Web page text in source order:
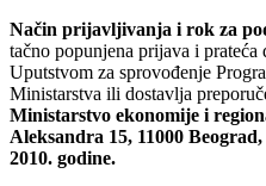
Način prijavljivanja i rok za
tačno popunjena prijava i prateća
Uputstvom za sprovođenje
Ministarstva ili dostavlja
Ministarstvo ekonomije i
Aleksandra 15, 11000 Beograd,
2010. godine.